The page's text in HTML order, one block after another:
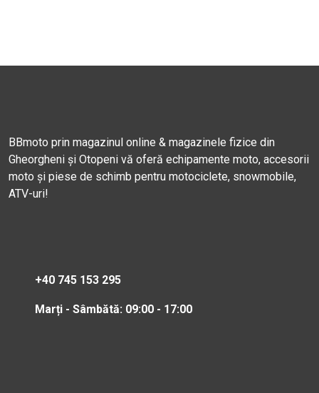
BBmoto prin magazinul online & magazinele fizice din
Gheorgheni și Otopeni vă oferă echipamente moto, accesorii
moto și piese de schimb pentru motociclete, snowmobile,
ATV-uri!
+40 745 153 295
Marți - Sâmbătă: 09:00 - 17:00